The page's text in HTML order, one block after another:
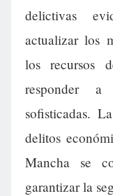
delictivas
actualizar los
los recursos
responder
sofisticadas.
delitos
Mancha se
garantizar la